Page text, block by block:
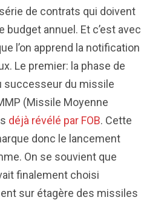
de contrats qui doivent
budget annuel. Et c’est avec
l’on apprend la notification
Le premier: la phase de
successeur du missile
(Missile Moyenne
déjà révélé par FOB. Cette
donc le lancement
On se souvient que
finalement choisi
sur étagère des missiles